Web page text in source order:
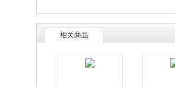
相关商品